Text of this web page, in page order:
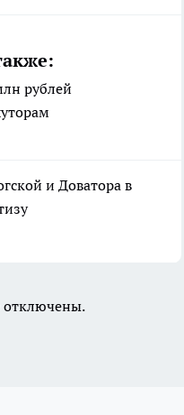
рублей
и Доватора в
отключены.